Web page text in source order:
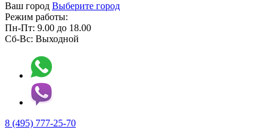
Ваш город Выберите город
Режим работы:
Пн-Пт: 9.00 до 18.00
Сб-Вс: Выходной
8 (495) 777-25-70